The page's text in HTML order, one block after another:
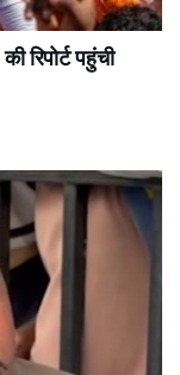
रिपोर्ट पहुंची